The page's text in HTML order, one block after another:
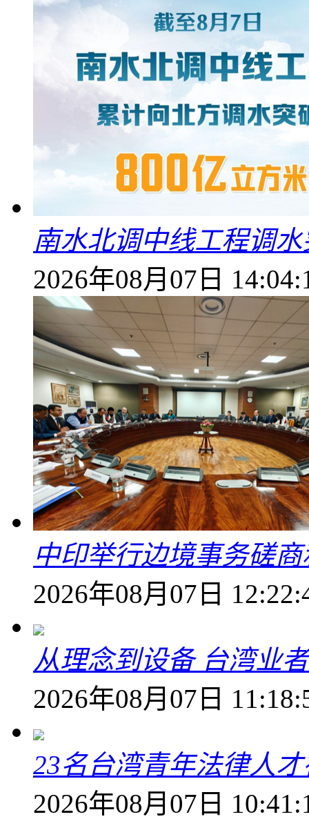
南水北调中线工程调
2026年08月07日
中印举行边境事务磋
2026年08月07日
从理念到设备 台湾业
2026年08月07日
23名台湾青年法律人
2026年08月07日